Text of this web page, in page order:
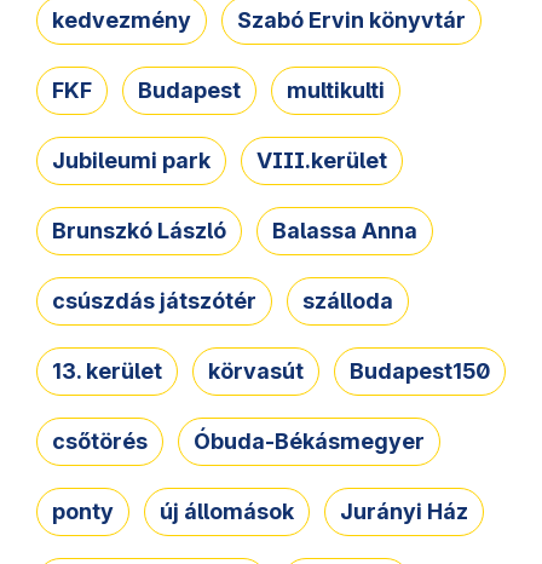
kedvezmény Szabó Ervin könyvtár
FKF Budapest multikulti
Jubileumi park VIII.kerület
Brunszkó László Balassa Anna
csúszdás játszótér szálloda
13. kerület körvasút Budapest150
csőtörés Óbuda-Békásmegyer
ponty új állomások Jurányi Ház